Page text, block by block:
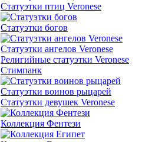
Статуэтки птиц Veronese
Статуэтки богов
Статуэтки ангелов Veronese
Религийные статуэтки Veronese
Стимпанк
Статуэтки воинов рыцарей
Статуэтки девушек Veronese
Коллекция Фентези